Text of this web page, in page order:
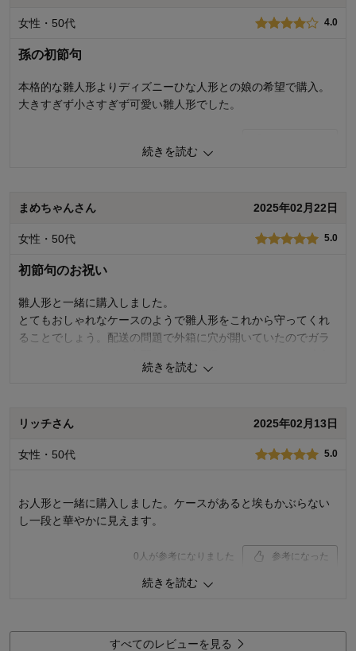
女性・50代 4.0
孫の初節句
本格的な雛人形よりディズニーひな人形との娘の希望で購入。
大きすぎず小さすぎず可愛い雛人形でした。
続きを読む
まめちゃんさん 2025年02月22日
女性・50代 5.0
初節句のお祝い
雛人形と一緒に購入しました。
とてもおしゃれなケースのようで雛人形をこれから守ってくれ
ることでしょう。配送の問題で外箱に穴が開いていたのでガラ
購入商品：
ダークブラウン, 5段用
お子さまの年齢：
お子さまの性別：
続きを読む
リッチさん 2025年02月13日
女性・50代 5.0
お人形と一緒に購入しました。ケースがあると埃もかぶらない
し一段と華やかに見えます。
0 人が参考になりました 参考になった
購入商品： ダークブラウン, 5段用
お子さまの年齢： ～12ヶ月
続きを読む
すべてのレビューを見る